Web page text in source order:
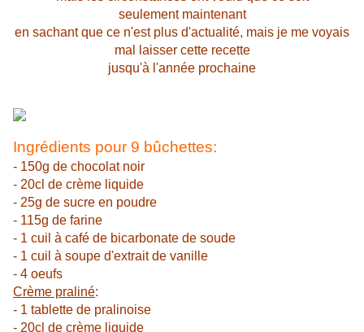
seulement maintenant
en sachant que ce n'est plus d'actualité, mais je me voyais
mal
laisser cette recette
jusqu'à l'année prochaine
Ingrédients pour 9 bûchettes:
- 150g de chocolat noir
- 20cl de crème liquide
- 25g de sucre en poudre
- 115g de farine
- 1 cuil à café de bicarbonate de soude
- 1 cuil à soupe d'extrait de vanille
- 4 oeufs
Crème praliné:
- 1 tablette de pralinoise
- 20cl de crème liquide